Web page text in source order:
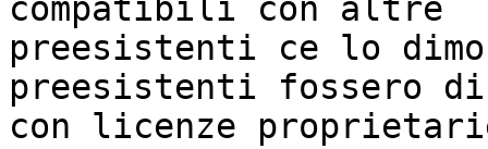
compatibili con altre
preesistenti ce lo
preesistenti fossero
con licenze